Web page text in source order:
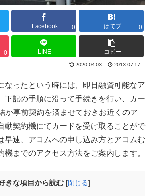
Facebook 0 はてブ 0
0 LINE コピー
2020.04.03 2013.07.17
なったという時には、即日融資可能なア
下記の手順に沿って手続きを行い、カー
か事前契約を済ませておきお近くのア
動契約機にてカードを受け取ることがで
早速、アコムへの申し込み方とアコムむ
機までのアクセス方法をご案内します。
きな項目から読む [閉じる]